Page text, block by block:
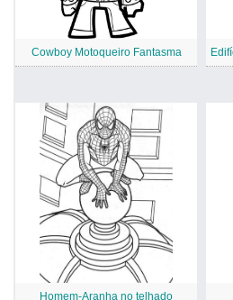
Cowboy Motoqueiro Fantasma
Homem-Aranha no telhado